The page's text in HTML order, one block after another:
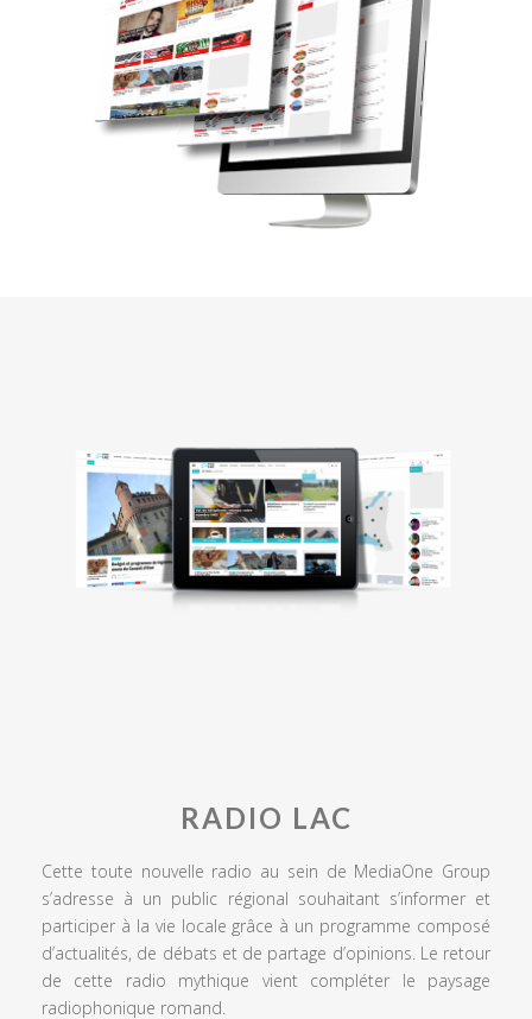
RADIO LAC
Cette toute nouvelle radio au sein de MediaOne Group
s’adresse à un public régional souhaitant s’informer et
participer à la vie locale grâce à un programme composé
d’actualités, de débats et de partage d’opinions. Le retour
de cette radio mythique vient compléter le paysage
radiophonique romand.